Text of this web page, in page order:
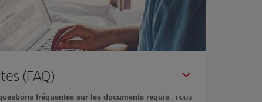
(FAQ)
fréquentes sur les documents requis : nous